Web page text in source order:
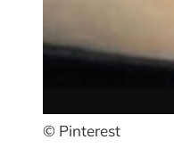
© Pinterest